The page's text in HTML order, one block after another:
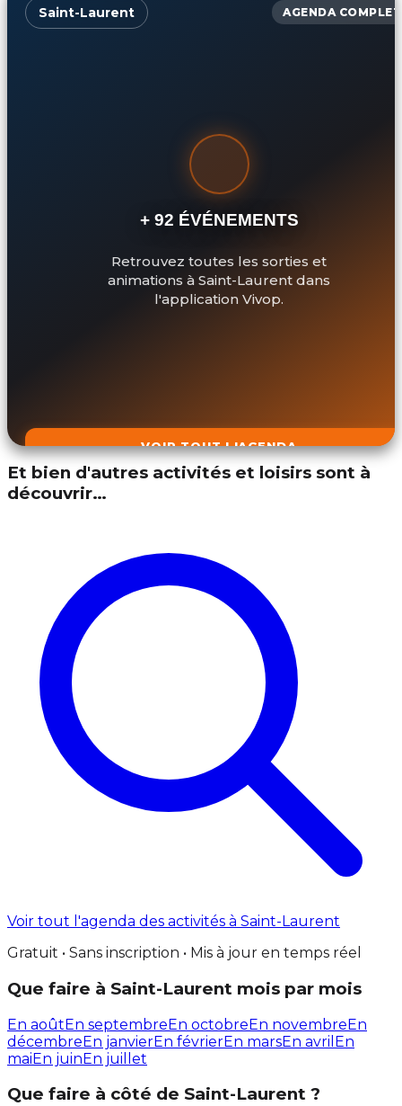
Saint-Laurent AGENDA COMPLET
+ 92 ÉVÉNEMENTS
Retrouvez toutes les sorties et
animations à Saint-Laurent dans
l'application Vivop.
VOIR TOUT L'AGENDA
Et bien d'autres activités et loisirs sont à
découvrir…
Voir tout l'agenda des activités à Saint-Laurent
Gratuit • Sans inscription • Mis à jour en temps réel
Que faire à Saint-Laurent mois par mois
En aoûtEn septembreEn octobreEn novembreEn
décembreEn janvierEn févrierEn marsEn avril En
maiEn juinEn juillet
Que faire à côté de Saint-Laurent ?